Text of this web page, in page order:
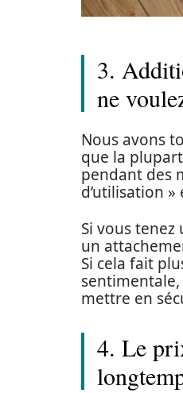
3.
ne
Nous avons
que la
pendant des
d’utilisation
Si vous
un
Si cela fait
mettre en
4. Le